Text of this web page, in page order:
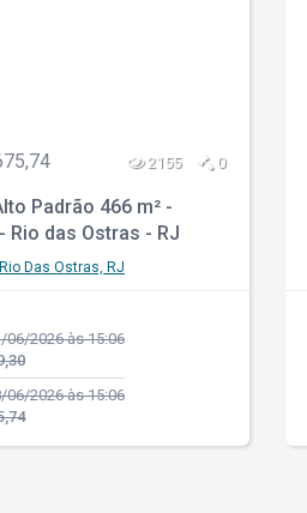
2155 0
Padrão 466 m² -
Rio das Ostras - RJ
Rio Das Ostras, RJ
2026 às 15:06
2026 às 15:06